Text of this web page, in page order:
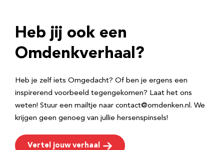
r
e
Heb jij ook een
Omdenkverhaal?
Heb je zelf iets Omgedacht? Of ben je ergens een
inspirerend voorbeeld tegengekomen? Laat het ons
weten! Stuur een mailtje naar contact@omdenken.nl. We
krijgen geen genoeg van jullie hersenspinsels!
Vertel jouw verhaal